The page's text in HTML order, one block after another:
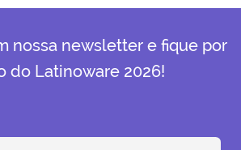
nossa newsletter e fique por
do Latinoware 2026!